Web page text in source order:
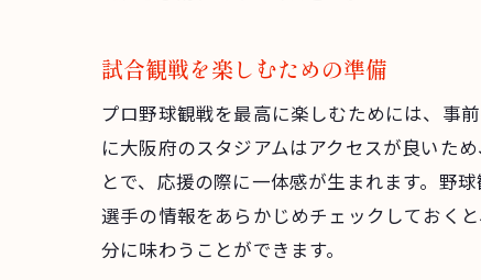
試合観戦を楽しむための準備
プロ野球観戦を最高に楽しむためには、事
に大阪府のスタジアムはアクセスが良いた
とで、応援の際に一体感が生まれます。野
選手の情報をあらかじめチェックしておく
分に味わうことができます。